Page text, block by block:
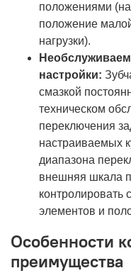
положениями
положение
нагрузки).
настройки:
смазкой
техническом
переключения
настраиваемых
диапазона
внешняя шкала
контролировать
элементов и
Особенности
преимущества